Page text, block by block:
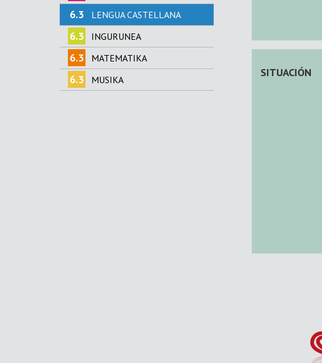
6.3 LENGUA CASTELLANA
6.3 INGURUNEA
6.3 MATEMATIKA
6.3 MUSIKA
SITUACIÓN